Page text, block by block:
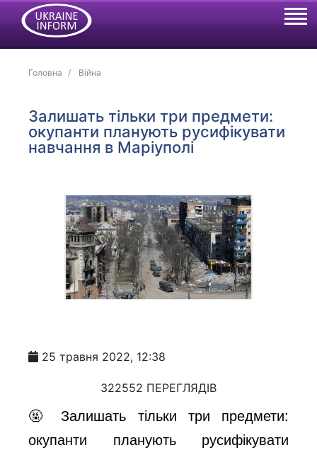
Головна Війна
Залишать тільки три предмети:
окупанти планують русифікувати
навчання в Маріуполі
25 травня 2022, 12:38
322552 ПЕРЕГЛЯДІВ
🤬 Залишать тільки три предмети:
окупанти планують русифікувати